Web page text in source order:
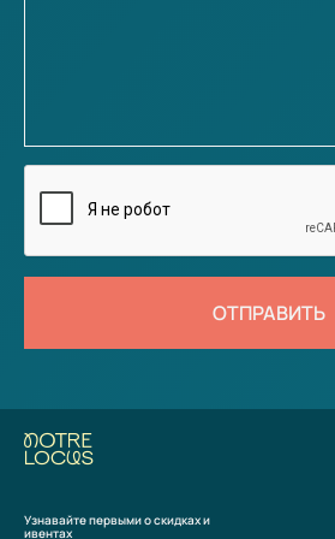
ОТПРАВИТЬ
Узнавайте первыми о скидках и
ивентах